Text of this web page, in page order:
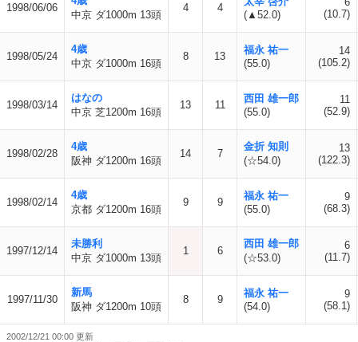
1998/06/06
中京 ダ1000m 13頭
4 4
(▲52.0)
(10.7)
1998/05/24
4歳
中京 ダ1000m 16頭
8 13
福永 祐一
(55.0)
14
(105.2)
1998/03/14
はなの
中京 芝1200m 16頭
13 11
西田 雄一郎
(55.0)
11
(52.9)
1998/02/28
4歳
阪神 ダ1200m 16頭
14 7
金折 知則
(☆54.0)
13
(122.3)
1998/02/14
4歳
京都 ダ1200m 16頭
9 9
福永 祐一
(55.0)
9
(68.3)
1997/12/14
未勝利
中京 ダ1000m 13頭
1 6
西田 雄一郎
(☆53.0)
6
(11.7)
1997/11/30
新馬
阪神 ダ1200m 10頭
8 9
福永 祐一
(54.0)
9
(58.1)
2002/12/21 00:00 更新